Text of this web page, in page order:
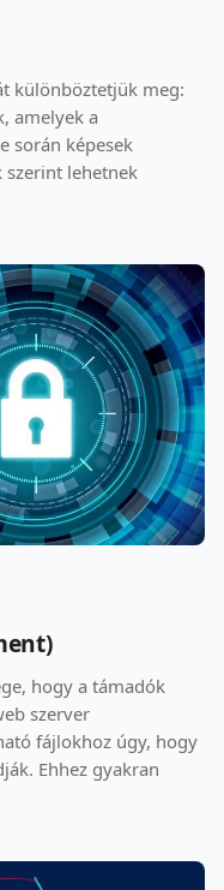
különböztetjük meg:
amelyek a
során képesek
szerint lehetnek
hogy a támadók
szerver
fájlokhoz úgy, hogy
Ehhez gyakran